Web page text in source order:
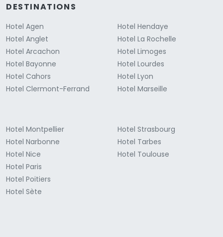
DESTINATIONS
Hotel Agen
Hotel Anglet
Hotel Arcachon
Hotel Bayonne
Hotel Cahors
Hotel Clermont-Ferrand
Hotel Hendaye
Hotel La Rochelle
Hotel Limoges
Hotel Lourdes
Hotel Lyon
Hotel Marseille
Hotel Montpellier
Hotel Narbonne
Hotel Nice
Hotel Paris
Hotel Poitiers
Hotel Sète
Hotel Strasbourg
Hotel Tarbes
Hotel Toulouse